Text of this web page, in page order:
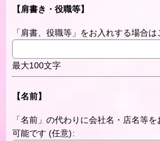
【肩書き・役職等】
「肩書、役職等」をお入れする場合
最大100文字
【名前】
「名前」の代わりに会社名・店名等
可能です (任意):